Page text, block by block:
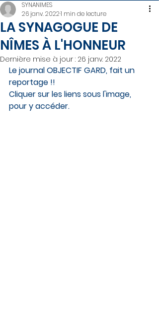
LA SYNAGOGUE DE
NÎMES À L'HONNEUR
SYNANIMES
26 janv. 20221 min de lecture
Dernière mise à jour : 26 janv. 2022
Le journal OBJECTIF GARD, fait un
reportage !!
Cliquer sur les liens sous l'image,
pour y accéder.